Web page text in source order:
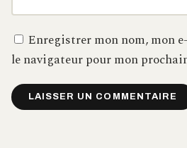
Enregistrer mon nom, mon
le navigateur pour mon